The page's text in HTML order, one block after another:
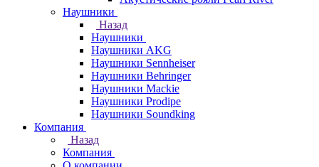
Наушники
Назад
Наушники
Наушники AKG
Наушники Sennheiser
Наушники Behringer
Наушники Mackie
Наушники Prodipe
Наушники Soundking
Компания
Назад
Компания